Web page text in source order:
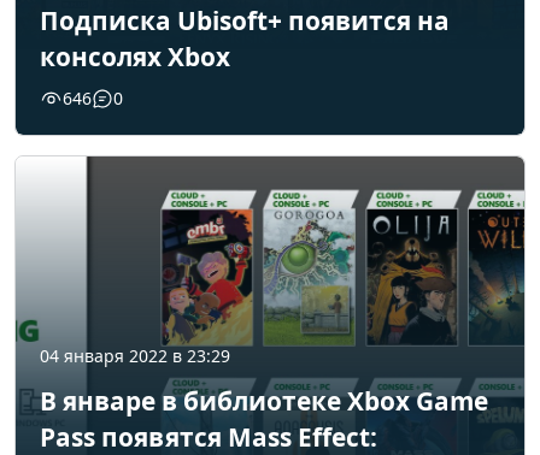
Подписка Ubisoft+ появится на
консолях Xbox
646 0
04 января 2022 в 23:29
В январе в библиотеке Xbox Game
Pass появятся Mass Effect: